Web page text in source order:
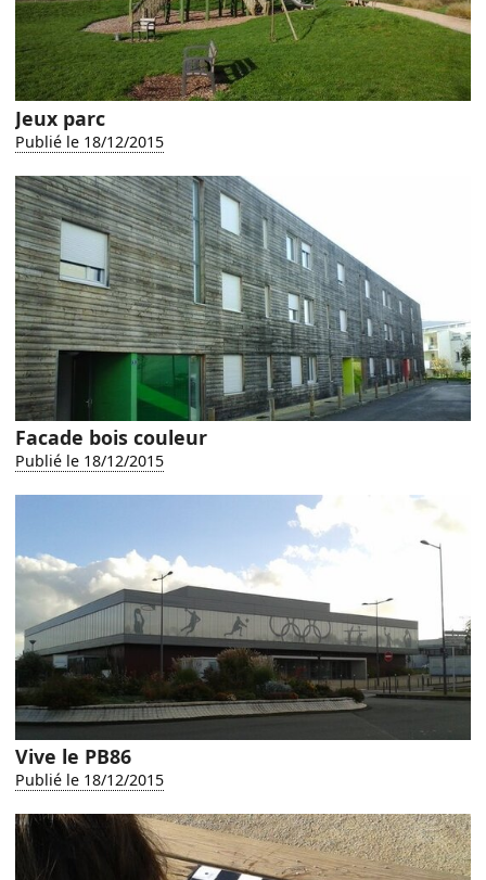
Jeux parc
Publié le 18/12/2015
Facade bois couleur
Publié le 18/12/2015
Vive le PB86
Publié le 18/12/2015